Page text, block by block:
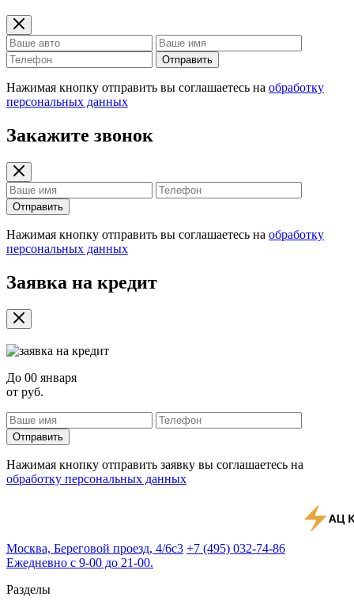
Отправить
Нажимая кнопку отправить вы соглашаетесь на обработку
персональных данных
Закажите звонок
Отправить
Нажимая кнопку отправить вы соглашаетесь на обработку
персональных данных
Заявка на кредит
До 00 января
от руб.
Отправить
Нажимая кнопку отправить заявку вы соглашаетесь на
обработку персональных данных
Москва, Береговой проезд, 4/6с3 +7 (495) 032-74-86
Ежедневно с 9-00 до 21-00.
Разделы